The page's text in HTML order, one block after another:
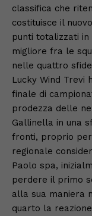
classifica che
costituisce il
punti totalizzati in
migliore fra le
nelle quattro
Lucky Wind Trevi
finale di
prodezza delle
Gallinella in una
fronti, proprio
regionale
Paolo spa,
perdere il primo
alla sua maniera
quarto la